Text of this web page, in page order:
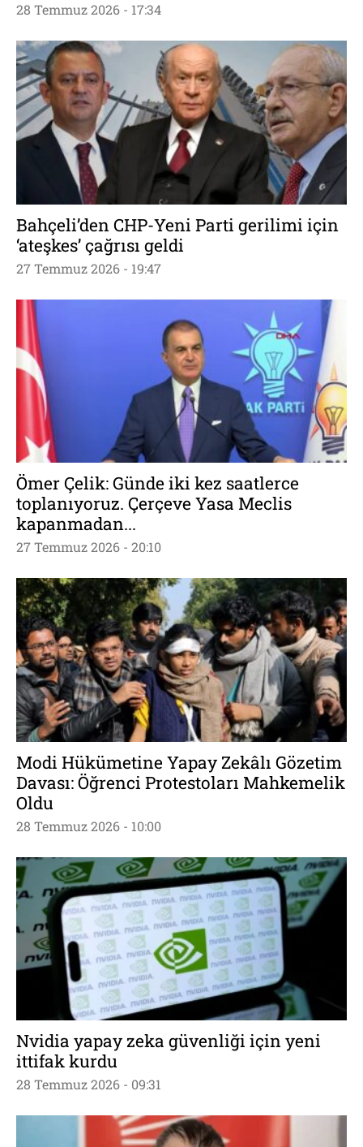
28 Temmuz 2026 - 17:34
Bahçeli’den CHP-Yeni Parti gerilimi için
‘ateşkes’ çağrısı geldi
27 Temmuz 2026 - 19:47
Ömer Çelik: Günde iki kez saatlerce
toplanıyoruz. Çerçeve Yasa Meclis
kapanmadan...
27 Temmuz 2026 - 20:10
Modi Hükümetine Yapay Zekâlı Gözetim
Davası: Öğrenci Protestoları Mahkemelik
Oldu
28 Temmuz 2026 - 10:00
Nvidia yapay zeka güvenliği için yeni
ittifak kurdu
28 Temmuz 2026 - 09:31